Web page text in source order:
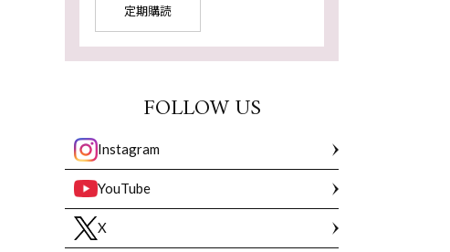
定期購読
FOLLOW US
Instagram
YouTube
X